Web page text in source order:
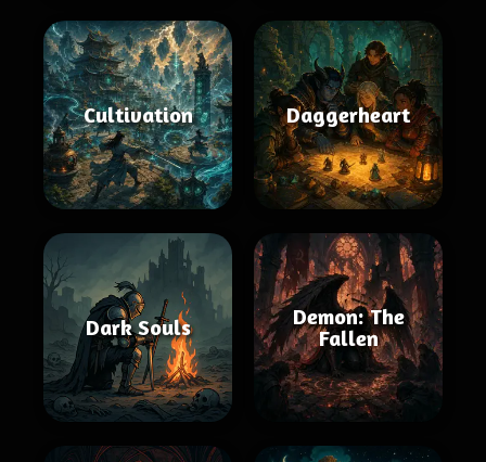
Cultivation Daggerheart
Dark Souls
Demon: The
Fallen